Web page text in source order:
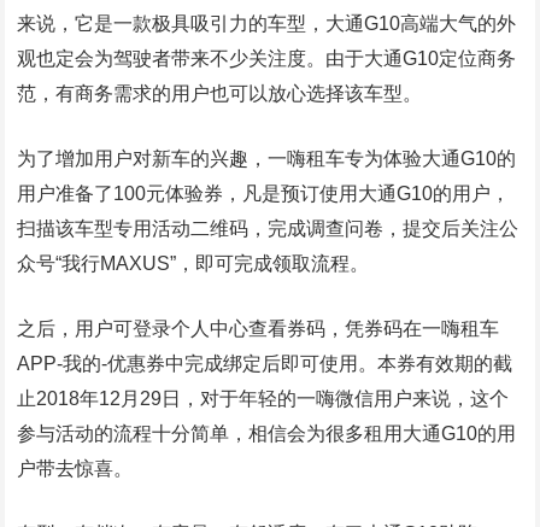
来说，它是一款极具吸引力的车型，大通G10高端大气的外
观也定会为驾驶者带来不少关注度。由于大通G10定位商务
范，有商务需求的用户也可以放心选择该车型。
为了增加用户对新车的兴趣，一嗨租车专为体验大通G10的
用户准备了100元体验券，凡是预订使用大通G10的用户，
扫描该车型专用活动二维码，完成调查问卷，提交后关注公
众号“我行MAXUS”，即可完成领取流程。
之后，用户可登录个人中心查看券码，凭券码在一嗨租车
APP-我的-优惠券中完成绑定后即可使用。本券有效期的截
止2018年12月29日，对于年轻的一嗨微信用户来说，这个
参与活动的流程十分简单，相信会为很多租用大通G10的用
户带去惊喜。